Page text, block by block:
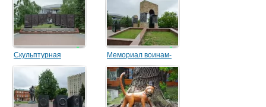
Скульптурная
композиция «Во славу
русского оружия»
Мемориал воинам-
афганцам